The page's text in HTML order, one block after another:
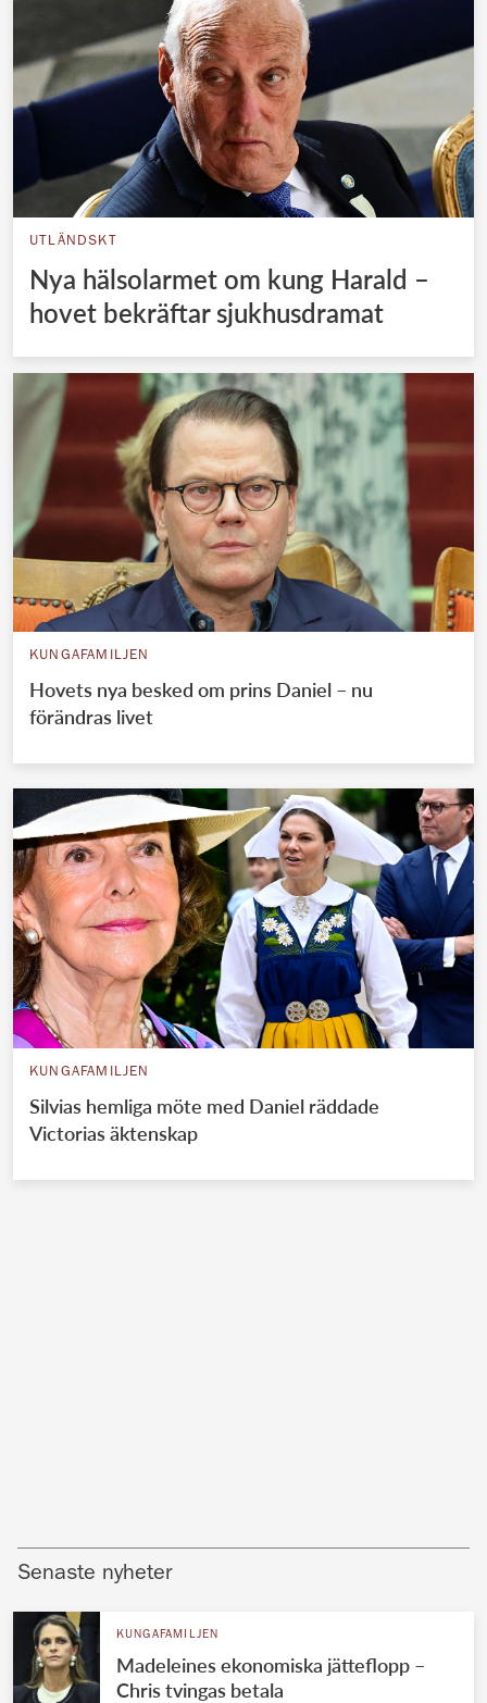
UTLÄNDSKT
Nya hälsolarmet om kung Harald –
hovet bekräftar sjukhusdramat
KUNGAFAMILJEN
Hovets nya besked om prins Daniel – nu
förändras livet
KUNGAFAMILJEN
Silvias hemliga möte med Daniel räddade
Victorias äktenskap
Senaste nyheter
KUNGAFAMILJEN
Madeleines ekonomiska jätteflopp –
Chris tvingas betala